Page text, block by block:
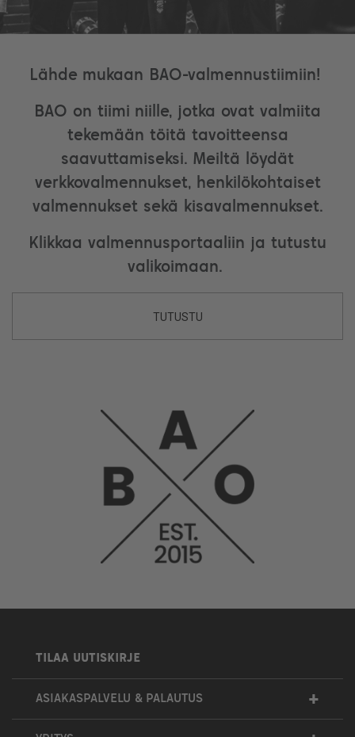
Lähde mukaan BAO-valmennustiimiin!
BAO on tiimi niille, jotka ovat valmiita
tekemään töitä tavoitteensa
saavuttamiseksi. Meiltä löydät
verkkovalmennukset, henkilökohtaiset
valmennukset sekä kisavalmennukset.
Klikkaa valmennusportaaliin ja tutustu
valikoimaan.
TUTUSTU
TILAA UUTISKIRJE
ASIAKASPALVELU & PALAUTUS +